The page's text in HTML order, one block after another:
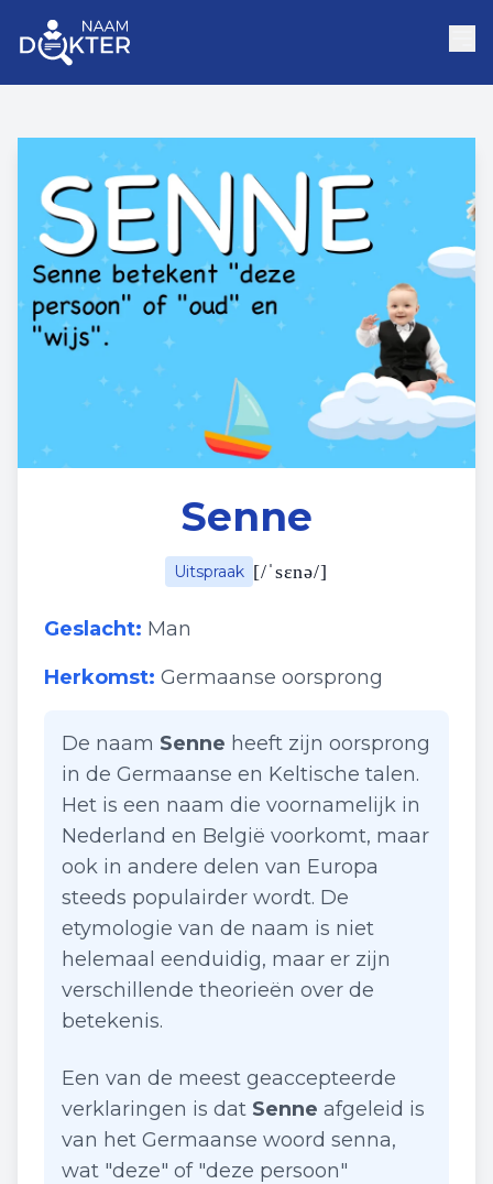
Senne
Uitspraak [/ˈsɛnə/]
Geslacht: Man
Herkomst: Germaanse oorsprong
De naam Senne heeft zijn oorsprong
in de Germaanse en Keltische talen.
Het is een naam die voornamelijk in
Nederland en België voorkomt, maar
ook in andere delen van Europa
steeds populairder wordt. De
etymologie van de naam is niet
helemaal eenduidig, maar er zijn
verschillende theorieën over de
betekenis.
Een van de meest geaccepteerde
verklaringen is dat Senne afgeleid is
van het Germaanse woord senna,
wat "deze" of "deze persoon"